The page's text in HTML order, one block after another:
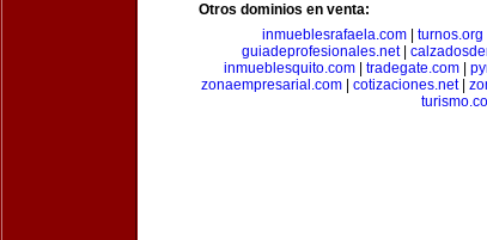
Otros dominios en venta:
inmueblesrafaela.com
turnos.org
guiadeprofesionales.net|
inmueblesquito.com
tradegate.com
zonaempresarial.com| cotizaciones.net|